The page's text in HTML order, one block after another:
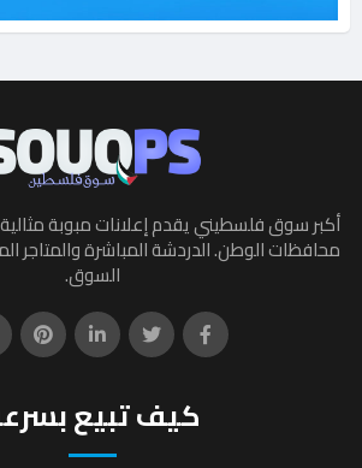
أكبر سوق فلسطيني يقدم إعلانات مبوبة
محافظات الوطن. الدردشة المباشرة والمتاجر
السوق.
كيف تبيع